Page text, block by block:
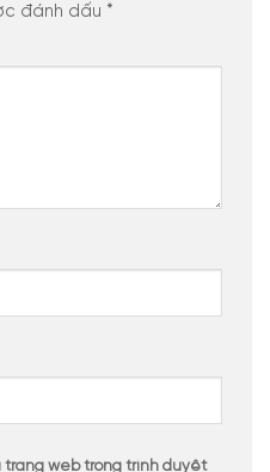
đánh dấu *
trang web trong trình duyệt